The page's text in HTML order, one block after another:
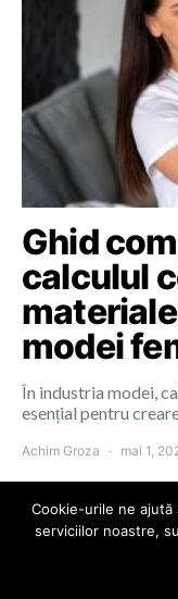
Ghid
calculul
modei
În industria modei,
esențial pentru
Achim Groza mai 1,
Cookie-urile ne ajută
serviciilor noastre,